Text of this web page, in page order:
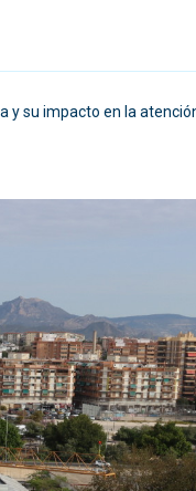
y su impacto en la